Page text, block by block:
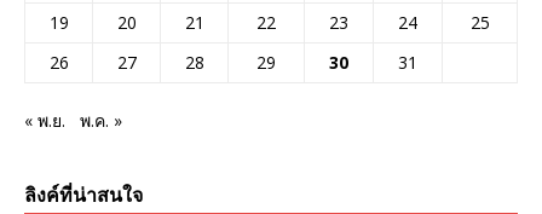
19
20 21 22 23 24
25
26
27 28 29 30 31
« พ.ย. พ.ค. »
ลิงค์ที่น่าสนใจ